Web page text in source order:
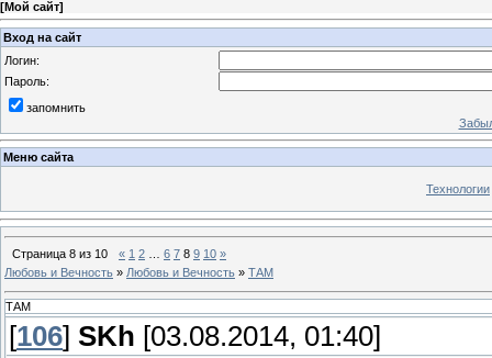
[Мой сайт]
Вход на сайт
Логин:
Пароль:
запомнить
Меню сайта
Технологии
Страница 8 из 10 « 1 2 6 7 8 9 10 »
Любовь и Вечность » Любовь и Вечность » ТАМ
ТАМ
[106] SKh [03.08.2014, 01:40]